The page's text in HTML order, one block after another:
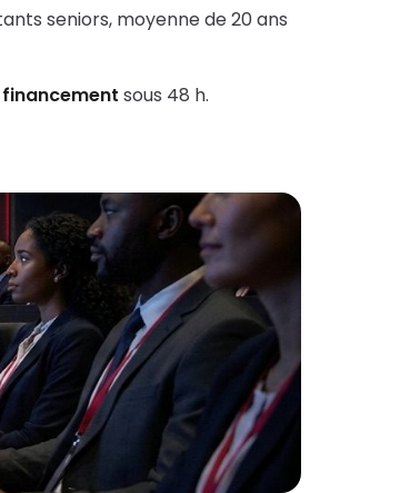
seniors, moyenne de 20 ans
sous 48 h.